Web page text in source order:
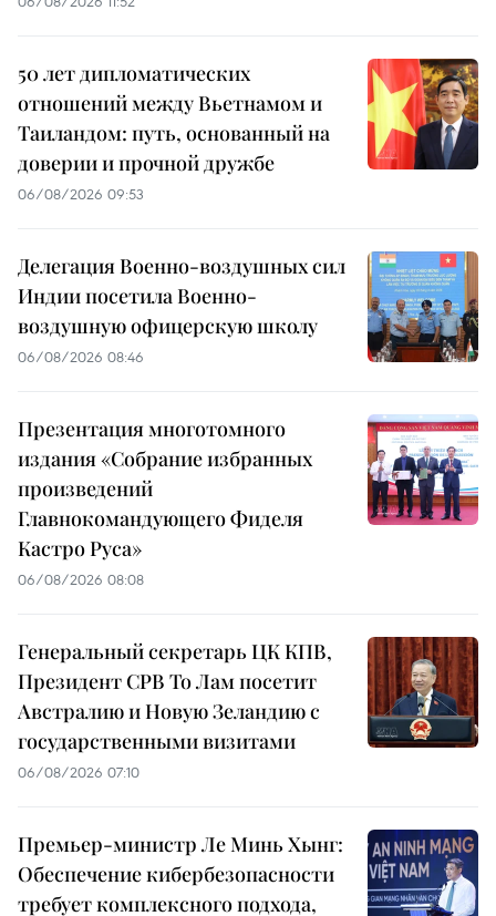
50 лет дипломатических
отношений между Вьетнамом и
Таиландом: путь, основанный на
доверии и прочной дружбе
06/08/2026 09:53
Делегация Военно-воздушных сил
Индии посетила Военно-
воздушную офицерскую школу
06/08/2026 08:46
Презентация многотомного
издания «Собрание избранных
произведений
Главнокомандующего Фиделя
Кастро Руса»
06/08/2026 08:08
Генеральный секретарь ЦК КПВ,
Президент СРВ То Лам посетит
Австралию и Новую Зеландию с
государственными визитами
06/08/2026 07:10
Премьер-министр Ле Минь Хынг:
Обеспечение кибербезопасности
требует комплексного подхода,